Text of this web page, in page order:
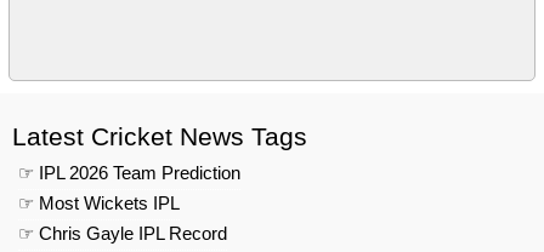
Latest Cricket News Tags
☞ IPL 2026 Team Prediction
☞ Most Wickets IPL
☞ Chris Gayle IPL Record